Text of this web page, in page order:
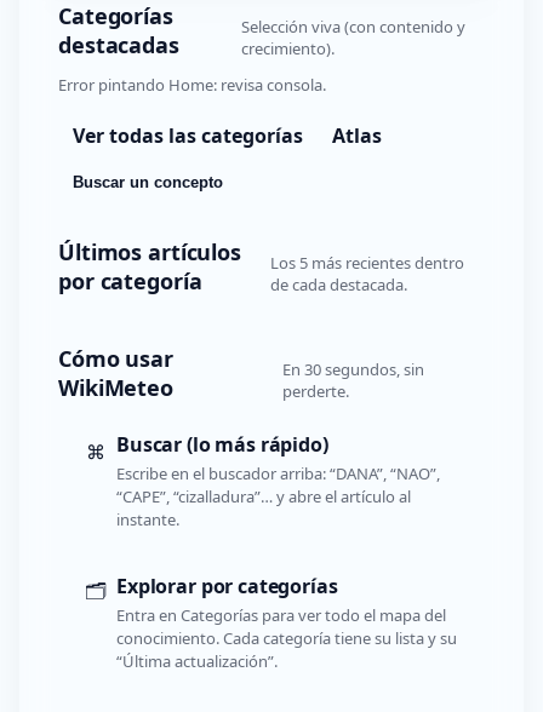
Categorías
destacadas
Selección viva (con contenido y
crecimiento).
Error pintando Home: revisa consola.
Ver todas las categorías Atlas
Buscar un concepto
Últimos artículos
por categoría
Los 5 más recientes dentro
de cada destacada.
Cómo usar
WikiMeteo
En 30 segundos, sin
perderte.
⌘ Buscar (lo más rápido)
Escribe en el buscador arriba: “DANA”, “NAO”,
“CAPE”, “cizalladura”… y abre el artículo al
instante.
🗂️ Explorar por categorías
Entra en Categorías para ver todo el mapa del
conocimiento. Cada categoría tiene su lista y su
“Última actualización”.